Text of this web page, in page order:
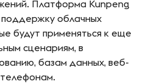
Платформа Kunpeng
облачных
будут применяться к еще
сценариям, в
базам данных, веб-